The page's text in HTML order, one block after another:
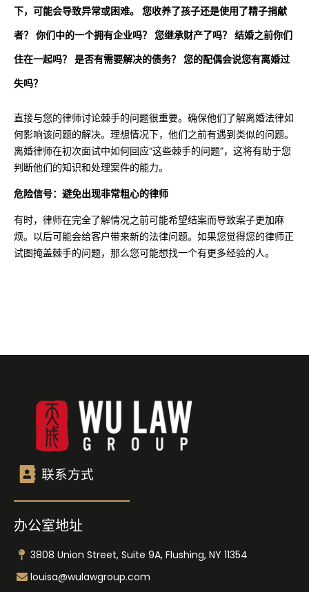
下，可能会导致异常或困难。 您收养了孩子还是使用了精子捐献
者？ 你们中的一个拥有企业吗？ 您继承财产了吗？ 结婚之前你们
住在一起吗？ 是否有需要解决的债务？ 您的配偶会说您有离婚过
失吗？
直接与您的律师讨论棘手的问题很重要。确保他们了解离婚法律如
何影响该问题的解决。理想情况下，他们之前有遇到类似的问题。
离婚律师在初次面试中如何回应“这些棘手的问题”，这将有助于您
判断他们的知识和处理案件的能力。
危险信号：避免出现非常粗心的律师
有时，律师在完全了解情况之前可能希望结案而导致案子更加麻
烦。以后可能会给客户带来新的法律问题。如果您觉得您的律师正
试图掩盖棘手的问题，那么您可能想找一个有更多经验的人。
联系方式
办公室地址
3808 Union Street, Suite 9A, Flushing, NY 11354
louisa@wulawgroup.com